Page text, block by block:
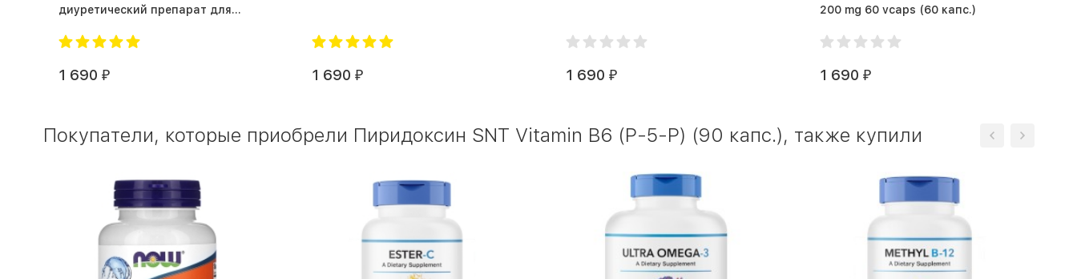
диуретический препарат для
1 690 ₽ 1 690 ₽ 1 690 ₽
200 mg 60 vcaps (60 капс.)
1 690 ₽
Покупатели, которые приобрели Пиридоксин SNT Vitamin B6 (P-5-P) (90 капс.), также купили